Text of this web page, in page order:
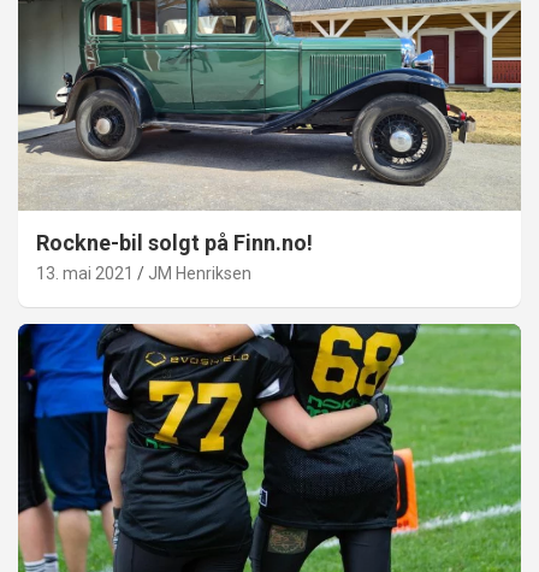
Rockne-bil solgt på Finn.no!
13. mai 2021 JM Henriksen